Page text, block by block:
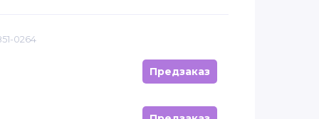
0264
Предзаказ